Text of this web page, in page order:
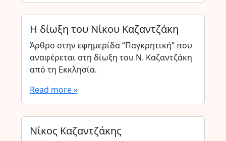
Η δίωξη του Νίκου Καζαντζάκη
Άρθρο στην εφημερίδα “Παγκρητική” που
αναφέρεται στη δίωξη του Ν. Καζαντζάκη
από τη Εκκλησία.
Read more »
Νίκος Καζαντζάκης